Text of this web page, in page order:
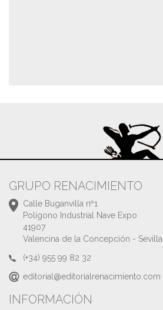
GRUPO RENACIMIENTO
Calle Buganvilla nº1
Polígono Industrial Nave Expo
41907
Valencina de la Concepción - Sevilla
(+34) 955 99 82 32
editorial@editorialrenacimiento.com
INFORMACIÓN